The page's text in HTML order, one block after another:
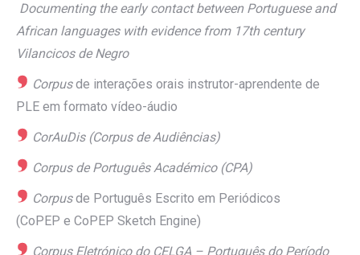
Documenting the early contact between Portuguese and
African languages with evidence from 17th century
Vilancicos de Negro
Corpusde interações orais instrutor-aprendente de
PLE em formato vídeo-áudio
CorAuDis(Corpus de Audiências)
Corpusde Português Académico (CPA)
Corpusde Português Escrito em Periódicos
(CoPEP e CoPEP Sketch Engine)
CorpusEletrónico do CELGA – Português do Período